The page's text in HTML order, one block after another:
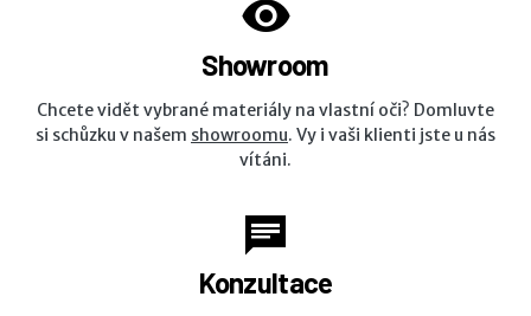
Showroom
Chcete vidět vybrané materiály na vlastní oči? Domluvte
si schůzku v našem showroomu. Vy i vaši klienti jste u nás
vítáni.
Konzultace